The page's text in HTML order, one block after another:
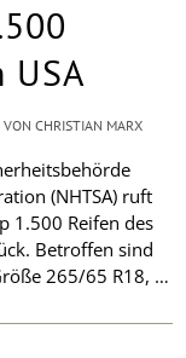
USA
(NHTSA) ruft
1.500 Reifen des
Betroffen sind
265/65 R18, …
VONCHRISTIAN MARX